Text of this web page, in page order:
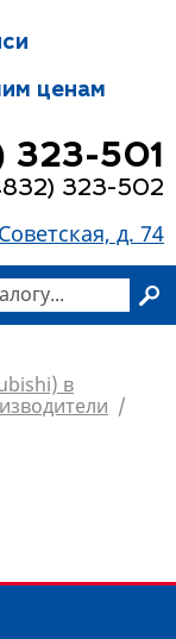
ценам
323-501
323-502
д. 74
в
/